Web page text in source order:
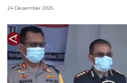
24 Desember 2025